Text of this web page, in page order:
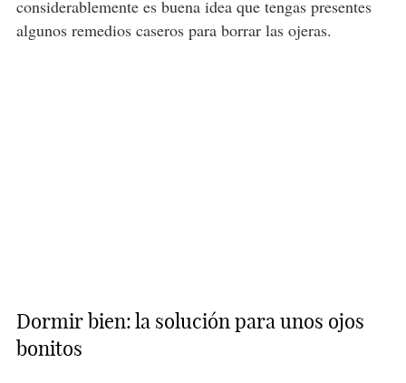
considerablemente es buena idea que tengas presentes
algunos remedios caseros para borrar las ojeras.
Dormir bien: la solución para unos ojos
bonitos